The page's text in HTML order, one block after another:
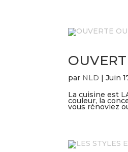
par NLD |Juin
La cuisine est
couleur, la
vous rénoviez